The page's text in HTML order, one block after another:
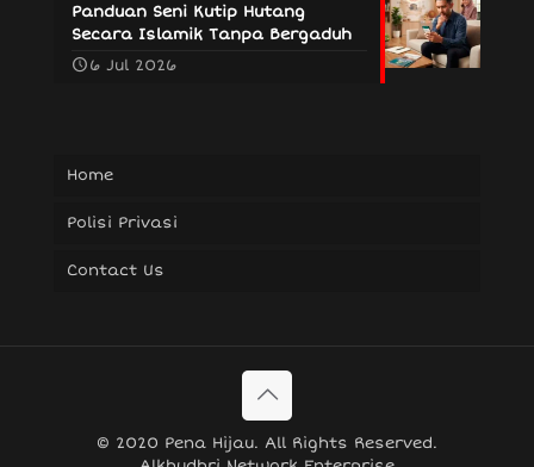
Panduan Seni Kutip Hutang
Secara Islamik Tanpa Bergaduh
6 Jul 2026
Home
Polisi Privasi
Contact Us
© 2020 Pena Hijau. All Rights Reserved.